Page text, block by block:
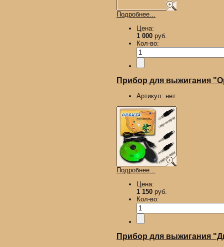
Подробнее...
Цена:
1 000 руб.
Кол-во:
Прибор для выжигания
Артикул: нет
Подробнее...
Цена:
1 150 руб.
Кол-во:
Прибор для выжигания